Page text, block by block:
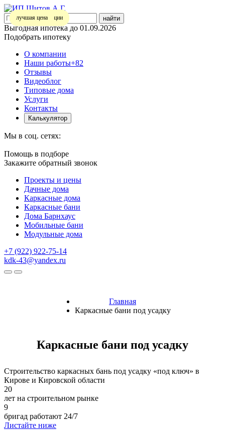
найти
Выгодная ипотека до 01.09.2026
Подобрать ипотеку
О компании
Наши работы+82
Отзывы
Видеоблог
Типовые дома
Услуги
Контакты
Калькулятор
Мы в соц. сетях:
Помощь в подборе
Закажите обратный звонок
Проекты и цены
Дачные дома
Каркасные дома
Каркасные бани
Дома Барнхаус
Мобильные бани
Модульные дома
+7 (922) 922-75-14
kdk-43@yandex.ru
Главная
Каркасные бани под усадку
Каркасные бани под усадку
Строительство каркасных бань под усадку «под ключ» в
Кирове и Кировской области
20
лет на строительном рынке
9
бригад работают 24/7
Листайте ниже
Участвует в акции
Участвует в акции
лучшая цена
лучшая цена